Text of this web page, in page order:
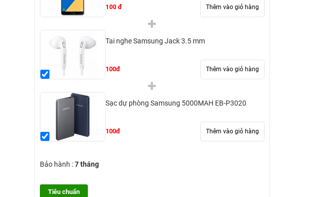
100 đ Thêm vào giỏ hàng
Tai nghe Samsung Jack 3.5 mm
100đ Thêm vào giỏ hàng
Sạc dự phòng Samsung 5000MAH EB-P3020
100đ Thêm vào giỏ hàng
Bảo hành :7 tháng
Tiêu chuẩn